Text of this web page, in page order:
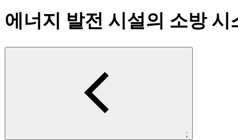
에너지 발전 시설의 소방 시
;